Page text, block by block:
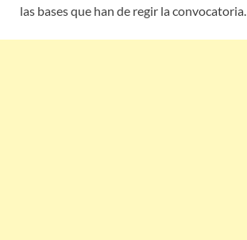
las bases que han de regir la convocatoria.